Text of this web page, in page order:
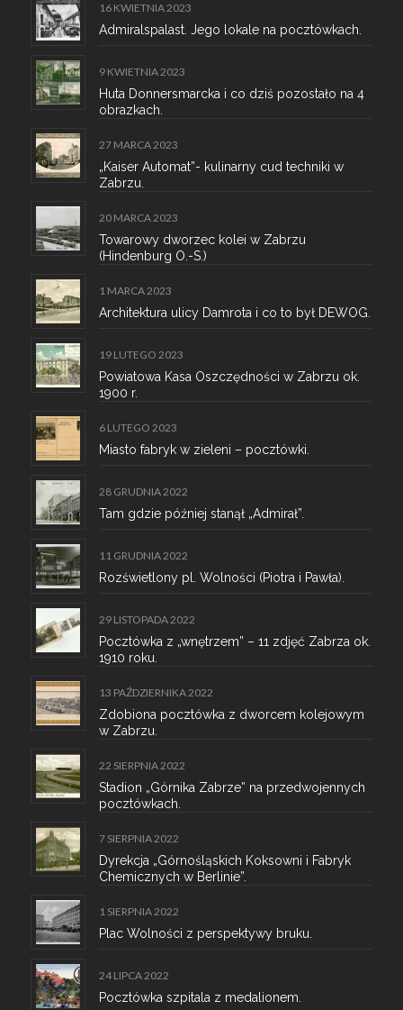
16 KWIETNIA 2023
Admiralspalast. Jego lokale na pocztówkach.
9 KWIETNIA 2023
Huta Donnersmarcka i co dziś pozostało na 4
obrazkach.
27 MARCA 2023
„Kaiser Automat”- kulinarny cud techniki w
Zabrzu.
20 MARCA 2023
Towarowy dworzec kolei w Zabrzu
(Hindenburg O.-S.)
1 MARCA 2023
Architektura ulicy Damrota i co to był DEWOG.
19 LUTEGO 2023
Powiatowa Kasa Oszczędności w Zabrzu ok.
1900 r.
6 LUTEGO 2023
Miasto fabryk w zieleni – pocztówki.
28 GRUDNIA 2022
Tam gdzie później stanął „Admirał”.
11 GRUDNIA 2022
Rozświetlony pl. Wolności (Piotra i Pawła).
29 LISTOPADA 2022
Pocztówka z „wnętrzem” – 11 zdjęć Zabrza ok.
1910 roku.
13 PAŹDZIERNIKA 2022
Zdobiona pocztówka z dworcem kolejowym
w Zabrzu.
22 SIERPNIA 2022
Stadion „Górnika Zabrze” na przedwojennych
pocztówkach.
7 SIERPNIA 2022
Dyrekcja „Górnośląskich Koksowni i Fabryk
Chemicznych w Berlinie”.
1 SIERPNIA 2022
Plac Wolności z perspektywy bruku.
24 LIPCA 2022
Pocztówka szpitala z medalionem.